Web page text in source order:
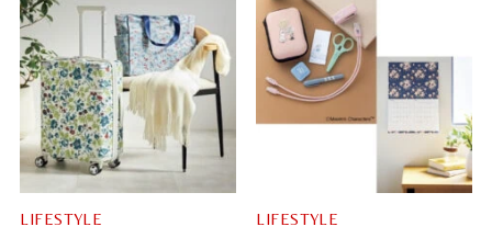
LIFESTYLE LIFESTYLE